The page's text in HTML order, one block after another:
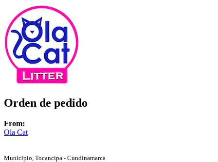
Orden de pedido
From:
Ola Cat
Municipio, Tocancipa - Cundinamarca